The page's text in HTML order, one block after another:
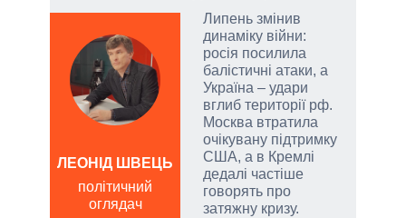
Липень змінив
динаміку війни:
росія посилила
балістичні атаки, а
Україна – удари
вглиб території рф.
Москва втратила
очікувану підтримку
США, а в Кремлі
дедалі частіше
говорять про
затяжну кризу.
ЛЕОНІД ШВЕЦЬ
політичний
оглядач